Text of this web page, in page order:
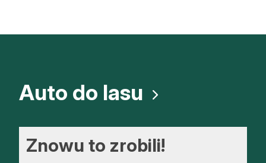
Auto do lasu
Znowu to zrobili!